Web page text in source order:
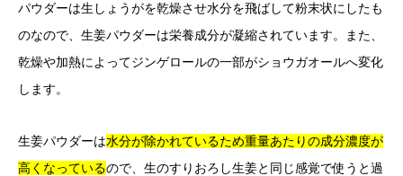
パウダーは生しょうがを乾燥させ水分を飛ばして粉末状にしたも
のなので、生姜パウダーは栄養成分が凝縮されています。また、
乾燥や加熱によってジンゲロールの一部がショウガオールへ変化
します。
生姜パウダーは水分が除かれているため重量あたりの成分濃度が
高くなっているので、生のすりおろし生姜と同じ感覚で使うと過